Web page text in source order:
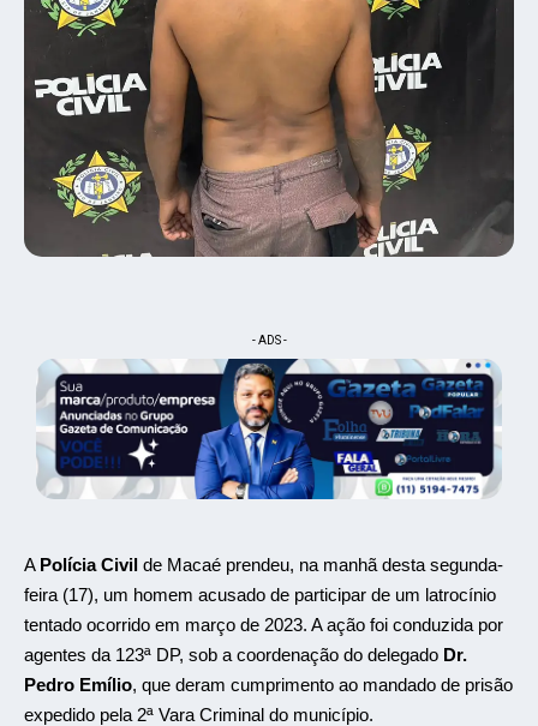
- ADS -
A Polícia Civil de Macaé prendeu, na manhã desta segunda-
feira (17), um homem acusado de participar de um latrocínio
tentado ocorrido em março de 2023. A ação foi conduzida por
agentes da 123ª DP, sob a coordenação do delegado Dr.
Pedro Emílio, que deram cumprimento ao mandado de prisão
expedido pela 2ª Vara Criminal do município.